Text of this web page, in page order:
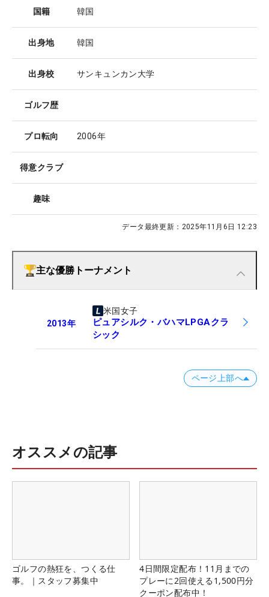
国籍 韓国
出身地 韓国
出身校 サンキュンカン大学
ゴルフ歴
プロ転向 2006年
得意クラブ
趣味
データ最終更新： 2025年11月6日 12:23
主な優勝トーナメント
2013年
米国女子
ピュアシルク・バハマLPGAクラ
シック
ページ上部へ
オススメの記事
ゴルフの熱狂を、つくる仕
事。｜スタッフ募集中
4日間限定配布！11月までの
プレーに2回使える1,500円分
クーポン配布中！